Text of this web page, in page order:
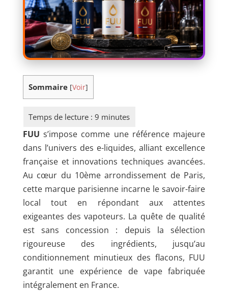
Sommaire [Voir]
FUU s’impose comme une référence majeure
dans l’univers des e-liquides, alliant excellence
française et innovations techniques avancées.
Au cœur du 10ème arrondissement de Paris,
cette marque parisienne incarne le savoir-faire
local tout en répondant aux attentes
exigeantes des vapoteurs. La quête de qualité
est sans concession : depuis la sélection
rigoureuse des ingrédients, jusqu’au
conditionnement minutieux des flacons, FUU
garantit une expérience de vape fabriquée
intégralement en France.